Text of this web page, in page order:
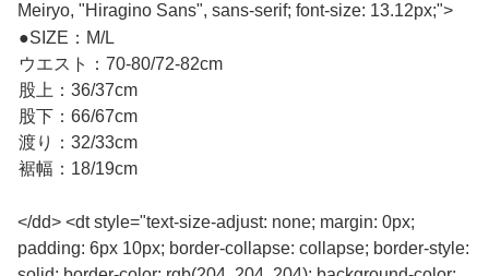
Meiryo, "Hiragino Sans", sans-serif; font-size: 13.12px;">
●SIZE：M/L
ウエスト：70-80/72-82cm
股上：36/37cm
股下：66/67cm
渡り：32/33cm
裾幅：18/19cm
</dd> <dt style="text-size-adjust: none; margin: 0px;
padding: 6px 10px; border-collapse: collapse; border-style: